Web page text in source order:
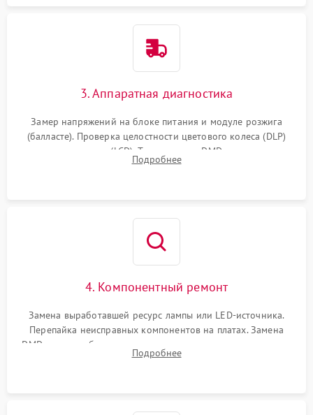
3. Аппаратная диагностика
Замер напряжений на блоке питания и модуле розжига
(балласте). Проверка целостности цветового колеса (DLP)
или поляризаторов (LCD). Тестирование DMD-чипа, датчиков
температуры и оптопар с помощью мультиметра и
Подробнее
4. Компонентный ремонт
Замена выработавшей ресурс лампы или LED-источника.
Перепайка неисправных компонентов на платах. Замена
DMD-чипа при битых пикселях, установка нового цветового
колеса или восстановление сгоревших поляризационных
Подробнее